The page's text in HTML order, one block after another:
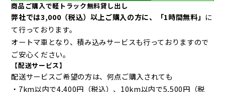
商品ご購入で軽トラック無料貸し出し
弊社では3,000（税込）以上ご購入の方に、 「1時間無料」 に
て行っております。
オートマ車となり、積み込みサービスも行っておりますので
ご安心ください。
【配送サービス】
配送サービスご希望の方は、何点ご購入されても
・7km以内で4,400円（税込）、10km以内で5,500円（税